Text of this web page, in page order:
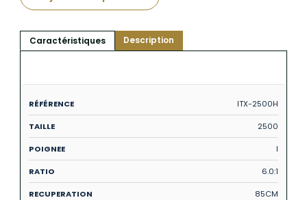
Caractéristiques Description
ITX-2500H
2500
I
6.0:1
85CM